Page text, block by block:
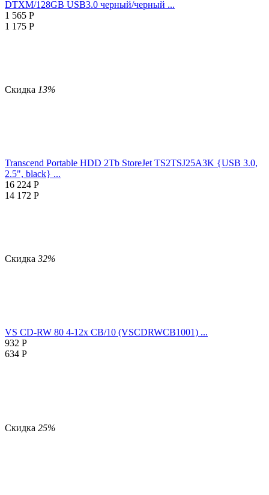
DTXM/128GB USB3.0 черный/черный ...
1 565 Р
1 175 Р
Скидка 13%
Transcend Portable HDD 2Tb StoreJet TS2TSJ25A3K {USB 3.0,
2.5", black} ...
16 224 Р
14 172 Р
Скидка 32%
VS CD-RW 80 4-12x CB/10 (VSCDRWCB1001) ...
932 Р
634 Р
Скидка 25%